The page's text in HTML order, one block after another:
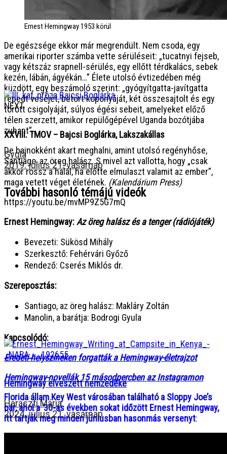
Ernest Hemingway 1953 körül
De egészsége ekkor már megrendült. Nem csoda, egy
amerikai riporter számba vette sérüléseit: „tucatnyi fejseb,
vagy kétszáz srapnell-sérülés, egy ellőtt térdkalács, sebek
kezén, lábán, ágyékán…” Élete utolsó évtizedében még
küzdött, egy beszámoló szerint: „gyógyítgatta-javítgatta
repedt veséjét, betört koponyáját, két összesajtolt és egy
törött csigolyáját, súlyos égési sebeit, amelyeket előző
télen szerzett, amikor repülőgépével Uganda bozótjába
zuhant”.
De bajnokként akart meghalni, amint utolsó regényhőse,
Santiago, az öreg halász. S mivel azt vallotta, hogy „csak
akkor rossz a halál, ha előtte elmulaszt valamit az ember”,
maga vetett véget életének. (Kalendárium Press)
https://youtu.be/mvMP9Z5G7mQ
Ernest Hemingway:Az öreg halász és a tenger (rádiójáték)
Bevezeti: Sükösd Mihály
Szerkesztő: Fehérvári Győző
Rendező: Cserés Miklós dr.
Szereposztás:
Santiago, az öreg halász: Makláry Zoltán
Manolin, a barátja: Bodrogi Gyula
Kapcsolódó:
Eredeti helyszíneken forgatták a Hemingway-életrajzot
Hemingway-novellák 15 másodpercben az Instagramon
Florida állam Key West városában található a Sloppy Joe’s
bár, ahol a ’30-as években sokat időzött Ernest Hemingway,
itt tartják meg minden júniusban hasonmás versenyt:
NEXT
XXVIII. TMOV – Bajcsi Boglárka, Lakszakállas
Gyula
2019. július 21. vasárnap
További hasonló témájú videók
Hemingway elveszett nemzedéke
Haraszti Mária
2024. július 21. vasárnap